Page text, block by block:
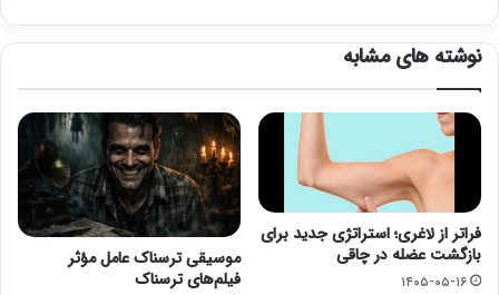
نوشته های مشابه
فراتر از لاغری؛ استراتژی جدید برای
بازگشت عضله در چاقی
۱۴۰۵-۰۵-۱۶
موسیقی ترسناک عامل مؤثر
فیلم‌های ترسناک